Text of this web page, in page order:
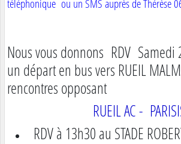
téléphonique ou un SMS auprès de Thérèse
Nous vous donnons RDV Samedi
un départ en bus vers RUEIL
rencontres opposant
RUEIL AC -
RDV à 13h30 au STADE